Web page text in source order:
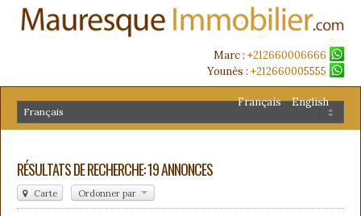
Marc : +212660006666
Younès : +212660005555
Français English
RÉSULTATS DE RECHERCHE: 19 ANNONCES
Carte Ordonner par